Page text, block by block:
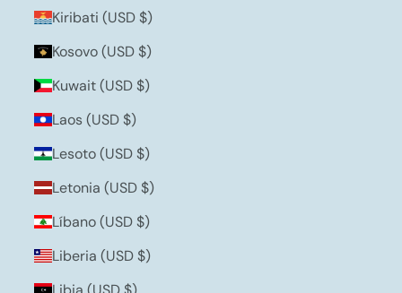
Kiribati (USD $)
Kosovo (USD $)
Kuwait (USD $)
Laos (USD $)
Lesoto (USD $)
Letonia (USD $)
Líbano (USD $)
Liberia (USD $)